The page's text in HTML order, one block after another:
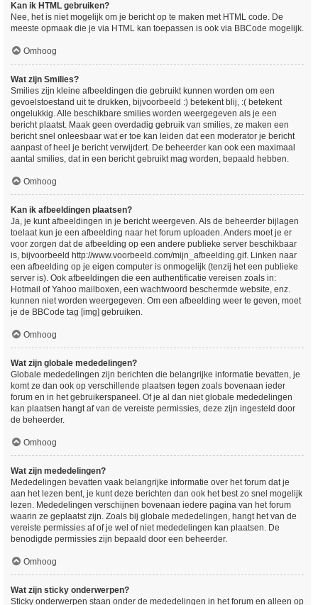
Kan ik HTML gebruiken?
Nee, het is niet mogelijk om je bericht op te maken met HTML code. De
meeste opmaak die je via HTML kan toepassen is ook via BBCode mogelijk.
Omhoog
Wat zijn Smilies?
Smilies zijn kleine afbeeldingen die gebruikt kunnen worden om een
gevoelstoestand uit te drukken, bijvoorbeeld :) betekent blij, :( betekent
ongelukkig. Alle beschikbare smilies worden weergegeven als je een
bericht plaatst. Maak geen overdadig gebruik van smilies, ze maken een
bericht snel onleesbaar wat er toe kan leiden dat een moderator je bericht
aanpast of heel je bericht verwijdert. De beheerder kan ook een maximaal
aantal smilies, dat in een bericht gebruikt mag worden, bepaald hebben.
Omhoog
Kan ik afbeeldingen plaatsen?
Ja, je kunt afbeeldingen in je bericht weergeven. Als de beheerder bijlagen
toelaat kun je een afbeelding naar het forum uploaden. Anders moet je er
voor zorgen dat de afbeelding op een andere publieke server beschikbaar
is, bijvoorbeeld http://www.voorbeeld.com/mijn_afbeelding.gif. Linken naar
een afbeelding op je eigen computer is onmogelijk (tenzij het een publieke
server is). Ook afbeeldingen die een authentificatie vereisen zoals in:
Hotmail of Yahoo mailboxen, een wachtwoord beschermde website, enz.
kunnen niet worden weergegeven. Om een afbeelding weer te geven, moet
je de BBCode tag [img] gebruiken.
Omhoog
Wat zijn globale mededelingen?
Globale mededelingen zijn berichten die belangrijke informatie bevatten, je
komt ze dan ook op verschillende plaatsen tegen zoals bovenaan ieder
forum en in het gebruikerspaneel. Of je al dan niet globale mededelingen
kan plaatsen hangt af van de vereiste permissies, deze zijn ingesteld door
de beheerder.
Omhoog
Wat zijn mededelingen?
Mededelingen bevatten vaak belangrijke informatie over het forum dat je
aan het lezen bent, je kunt deze berichten dan ook het best zo snel mogelijk
lezen. Mededelingen verschijnen bovenaan iedere pagina van het forum
waarin ze geplaatst zijn. Zoals bij globale mededelingen, hangt het van de
vereiste permissies af of je wel of niet mededelingen kan plaatsen. De
benodigde permissies zijn bepaald door een beheerder.
Omhoog
Wat zijn sticky onderwerpen?
Sticky onderwerpen staan onder de mededelingen in het forum en alleen op